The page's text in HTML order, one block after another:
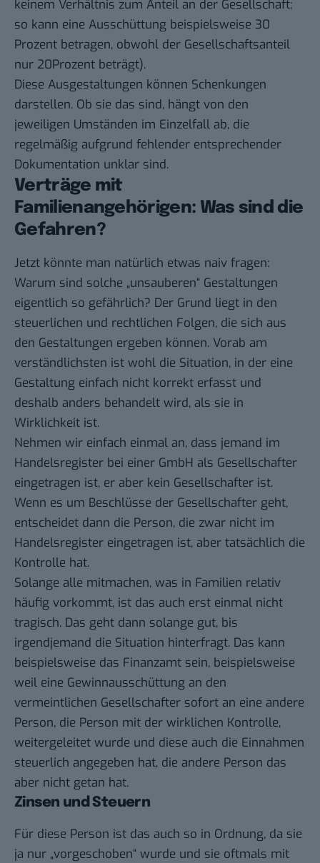
keinem Verhältnis zum Anteil an der Gesellschaft;
so kann eine Ausschüttung beispielsweise 30
Prozent betragen, obwohl der Gesellschaftsanteil
nur 20Prozent beträgt).
Diese Ausgestaltungen können Schenkungen
darstellen. Ob sie das sind, hängt von den
jeweiligen Umständen im Einzelfall ab, die
regelmäßig aufgrund fehlender entsprechender
Dokumentation unklar sind.
Verträge mit
Familienangehörigen: Was sind die
Gefahren?
Jetzt könnte man natürlich etwas naiv fragen:
Warum sind solche „unsauberen“ Gestaltungen
eigentlich so gefährlich? Der Grund liegt in den
steuerlichen und rechtlichen Folgen, die sich aus
den Gestaltungen ergeben können. Vorab am
verständlichsten ist wohl die Situation, in der eine
Gestaltung einfach nicht korrekt erfasst und
deshalb anders behandelt wird, als sie in
Wirklichkeit ist.
Nehmen wir einfach einmal an, dass jemand im
Handelsregister bei einer GmbH als Gesellschafter
eingetragen ist, er aber kein Gesellschafter ist.
Wenn es um Beschlüsse der Gesellschafter geht,
entscheidet dann die Person, die zwar nicht im
Handelsregister eingetragen ist, aber tatsächlich die
Kontrolle hat.
Solange alle mitmachen, was in Familien relativ
häufig vorkommt, ist das auch erst einmal nicht
tragisch. Das geht dann solange gut, bis
irgendjemand die Situation hinterfragt. Das kann
beispielsweise das Finanzamt sein, beispielsweise
weil eine Gewinnausschüttung an den
vermeintlichen Gesellschafter sofort an eine andere
Person, die Person mit der wirklichen Kontrolle,
weitergeleitet wurde und diese auch die Einnahmen
steuerlich angegeben hat, die andere Person das
aber nicht getan hat.
Zinsen und Steuern
Für diese Person ist das auch so in Ordnung, da sie
ja nur „vorgeschoben“ wurde und sie oftmals mit